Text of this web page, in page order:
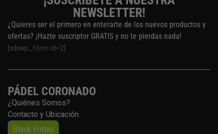
NEWSLETTER!
¿Quieres ser el primero en enterarte de los nuevos productos y
ofertas? ¡Hazte suscriptor GRATIS y no te pierdas nada!
[sibwp_form id=2]
PÁDEL CORONADO
¿Quiénes Somos?
Contacto y Ubicación
Black Friday